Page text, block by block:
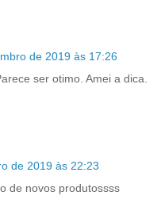
de 2019 às 17:26
ser otimo. Amei a dica.
de 2019 às 22:23
de novos produtossss